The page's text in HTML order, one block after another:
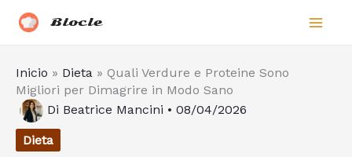
Biocle
Inicio » Dieta » Quali Verdure e Proteine Sono
Migliori per Dimagrire in Modo Sano
Di Beatrice Mancini • 08/04/2026
Dieta